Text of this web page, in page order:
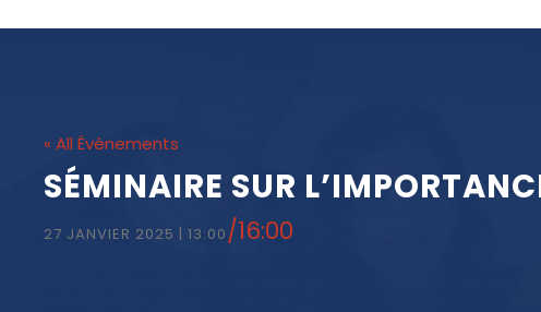
« All Évènements
SÉMINAIRE SUR
27 JANVIER 2025 | 13:00 /16:00